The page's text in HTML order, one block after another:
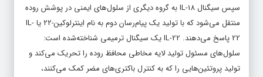
سپس سیگنال IL-18 به گروه دیگری از سلول‌های ایمنی در پوشش روده
منتقل می‌شود که با تولید یک پیام‌رسان دوم به نام اینترلوکین-۲۲ یا IL-
22 پاسخ می‌دهند. IL-22 یک سیگنال ترمیمی شناخته‌شده است:
سلول‌های مسئول تولید لایه مخاطی محافظ روده را تحریک می‌کند و
تولید پروتئین‌هایی را که به کنترل باکتری‌های مضر کمک می‌کنند،